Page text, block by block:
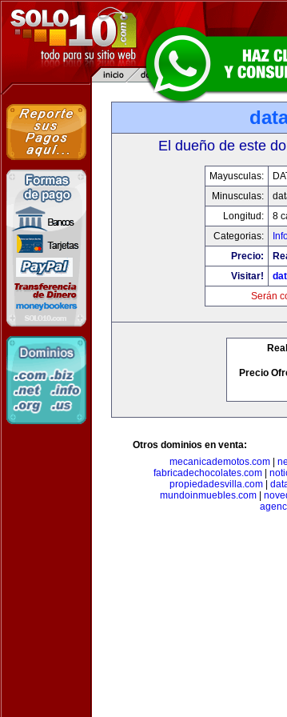
El dueño de este
Mayusculas:
Minusculas:
Longitud:
8
Categorias:
Precio:
Visitar!
Serán
Precio
Otros dominios en venta:
mecanicademotos.com|
fabricadechocolates.com|
propiedadesvilla.com|
mundoinmuebles.com